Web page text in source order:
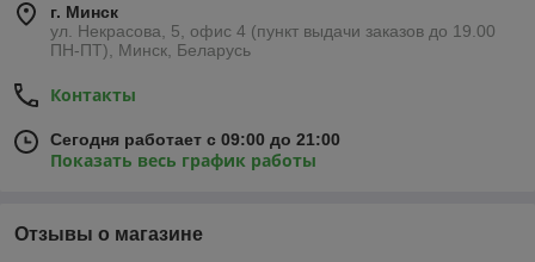
г. Минск
ул. Некрасова, 5, офис 4 (пункт выдачи заказов до 19.00
ПН-ПТ), Минск, Беларусь
Контакты
Сегодня работает с 09:00 до 21:00
Показать весь график работы
Отзывы о магазине